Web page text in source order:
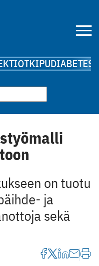
KIPUDIABETES
on tuotu
ja
sekä